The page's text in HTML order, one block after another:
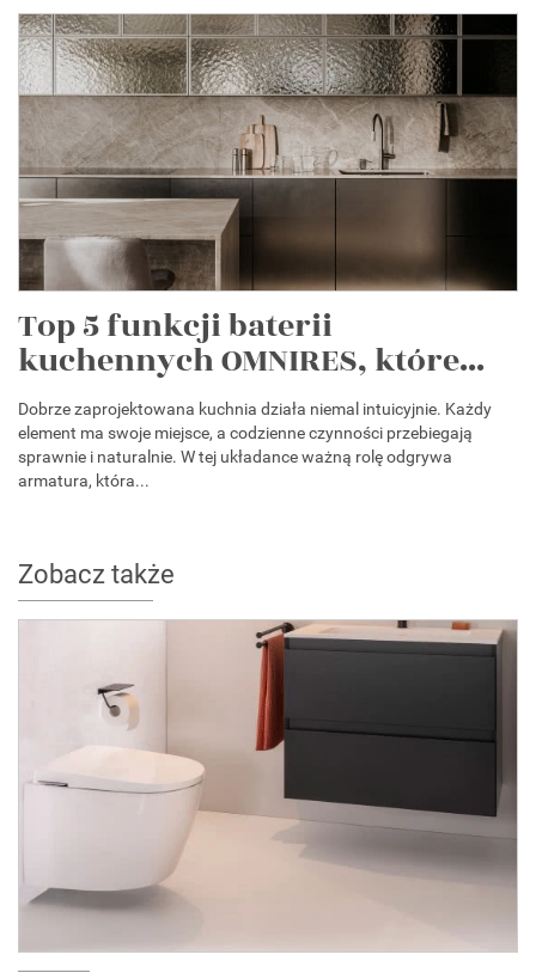
Top 5 funkcji baterii
kuchennych OMNIRES, które...
Dobrze zaprojektowana kuchnia działa niemal intuicyjnie. Każdy
element ma swoje miejsce, a codzienne czynności przebiegają
sprawnie i naturalnie. W tej układance ważną rolę odgrywa
armatura, która...
Zobacz także